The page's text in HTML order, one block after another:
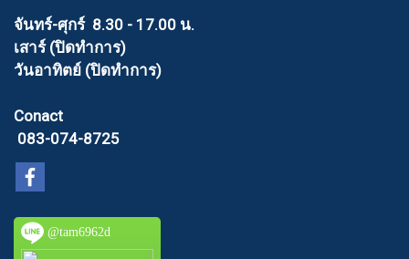
จันทร์-ศุกร์ 8.30 - 17.00 น.
เสาร์ (ปิดทำการ)
วันอาทิตย์ (ปิดทำการ)
Conact
083-074-8725
@tam6962d